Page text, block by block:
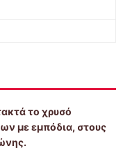
το χρυσό
με εμπόδια, στους